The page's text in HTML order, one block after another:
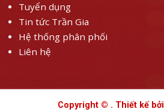
Tuyển dụng
Tin tức Trần Gia
Hệ thống phân phối
Liên hệ
Copyright © . Thiết kế bởi